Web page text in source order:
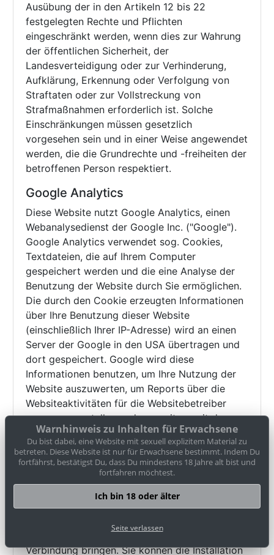
Ausübung der in den Artikeln 12 bis 22
festgelegten Rechte und Pflichten
eingeschränkt werden, wenn dies zur Wahrung
der öffentlichen Sicherheit, der
Landesverteidigung oder zur Verhinderung,
Aufklärung, Erkennung oder Verfolgung von
Straftaten oder zur Vollstreckung von
Strafmaßnahmen erforderlich ist. Solche
Einschränkungen müssen gesetzlich
vorgesehen sein und in einer Weise angewendet
werden, die die Grundrechte und -freiheiten der
betroffenen Person respektiert.
Google Analytics
Diese Website nutzt Google Analytics, einen
Webanalysedienst der Google Inc. ("Google").
Google Analytics verwendet sog. Cookies,
Textdateien, die auf Ihrem Computer
gespeichert werden und die eine Analyse der
Benutzung der Website durch Sie ermöglichen.
Die durch den Cookie erzeugten Informationen
über Ihre Benutzung dieser Website
(einschließlich Ihrer IP-Adresse) wird an einen
Server der Google in den USA übertragen und
dort gespeichert. Google wird diese
Informationen benutzen, um Ihre Nutzung der
Website auszuwerten, um Reports über die
Websiteaktivitäten für die Websitebetreiber
zusammenzustellen und um weitere mit der
Websitenutzung und der Internetnutzung
verbundene Dienstleistungen zu erbringen.
Auch wird Google diese Informationen
gegebenenfalls an Dritte übertragen, sofern
dies gesetzlich vorgeschrieben oder soweit
Dritte diese Daten im Auftrag von Google
Adresse mit anderen Daten von Google in
Verbindung bringen. Sie können die Installation
Warnhinweis zu Inhalten für Erwachsene
Du bist dabei, eine Website mit sexuell explizitem Material zu
betreten. Diese Website ist nur für Erwachsene bestimmt. Indem Du
fortfährst, bestätigst Du, dass Du mindestens 18 Jahre alt bist und
fortfahren möchtest.
Ich bin 18 oder älter
Seite verlassen